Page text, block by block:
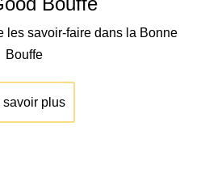
les savoir-faire dans la Bonne
Bouffe
savoir plus